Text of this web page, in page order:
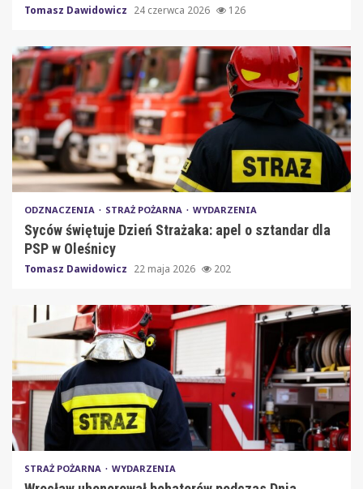
Tomasz Dawidowicz 24 czerwca 2026 126
ODZNACZENIA STRAŻ POŻARNA WYDARZENIA
Syców świętuje Dzień Strażaka: apel o sztandar dla
PSP w Oleśnicy
Tomasz Dawidowicz 22 maja 2026 202
STRAŻ POŻARNA WYDARZENIA